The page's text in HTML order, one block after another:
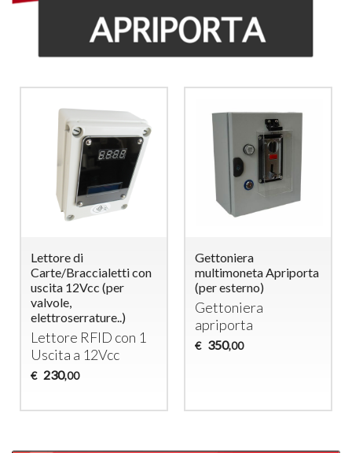
Lettore di
Carte/Braccialetti con
uscita 12Vcc (per
valvole,
elettroserrature..)
Lettore RFID con 1
Uscita a 12Vcc
€ 230,00
Gettoniera
multimoneta Apriporta
(per esterno)
Gettoniera
apriporta
€ 350,00